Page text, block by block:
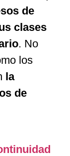
de
clases
. No
los
la
de